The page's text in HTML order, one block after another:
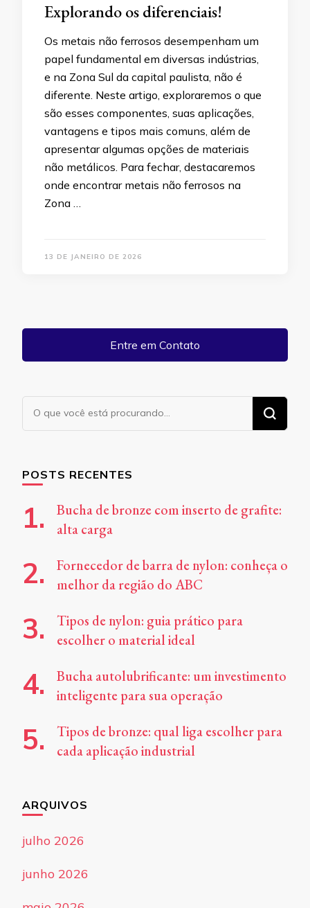
Explorando os diferenciais!
Os metais não ferrosos desempenham um
papel fundamental em diversas indústrias,
e na Zona Sul da capital paulista, não é
diferente. Neste artigo, exploraremos o que
são esses componentes, suas aplicações,
vantagens e tipos mais comuns, além de
apresentar algumas opções de materiais
não metálicos. Para fechar, destacaremos
onde encontrar metais não ferrosos na
Zona …
13 DE JANEIRO DE 2026
Entre em Contato
Procurando
POSTS RECENTES
Bucha de bronze com inserto de grafite:
alta carga
Fornecedor de barra de nylon: conheça o
melhor da região do ABC
Tipos de nylon: guia prático para
escolher o material ideal
Bucha autolubrificante: um investimento
inteligente para sua operação
Tipos de bronze: qual liga escolher para
cada aplicação industrial
ARQUIVOS
julho 2026
junho 2026